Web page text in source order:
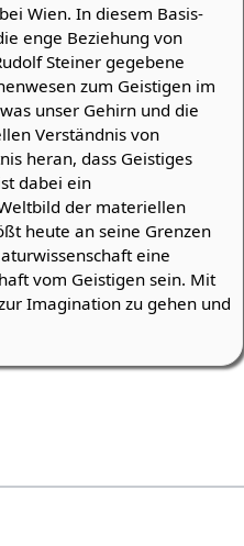
Wien. In diesem Basis-
enge Beziehung von
Steiner gegebene
zum Geistigen im
unser Gehirn und die
Verständnis von
heran, dass Geistiges
dabei ein
der materiellen
heute an seine Grenzen
eine
vom Geistigen sein. Mit
Imagination zu gehen und